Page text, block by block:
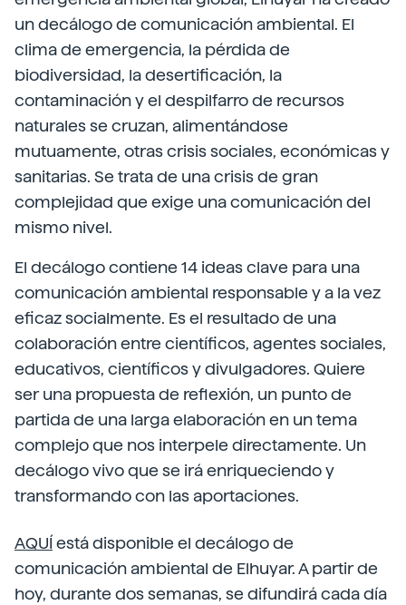
un decálogo de comunicación ambiental. El
clima de emergencia, la pérdida de
biodiversidad, la desertificación, la
contaminación y el despilfarro de recursos
naturales se cruzan, alimentándose
mutuamente, otras crisis sociales, económicas y
sanitarias. Se trata de una crisis de gran
complejidad que exige una comunicación del
mismo nivel.
El decálogo contiene 14 ideas clave para una
comunicación ambiental responsable y a la vez
eficaz socialmente. Es el resultado de una
colaboración entre científicos, agentes sociales,
educativos, científicos y divulgadores. Quiere
ser una propuesta de reflexión, un punto de
partida de una larga elaboración en un tema
complejo que nos interpele directamente. Un
decálogo vivo que se irá enriqueciendo y
transformando con las aportaciones.
AQUÍ está disponible el decálogo de
comunicación ambiental de Elhuyar. A partir de
hoy, durante dos semanas, se difundirá cada día